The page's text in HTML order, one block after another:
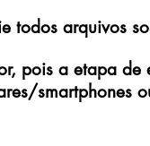
todos arquivos
pois a etapa de
smartphones